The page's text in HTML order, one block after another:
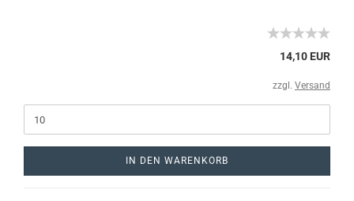
14,10 EUR
zzgl. Versand
IN DEN WARENKORB